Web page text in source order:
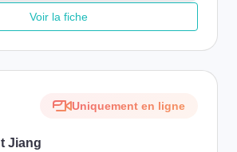
Voir la fiche
Uniquement en ligne
Jiang